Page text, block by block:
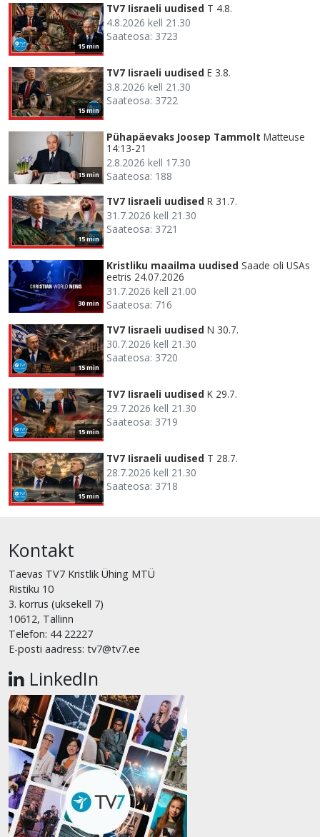
15 min
TV7 Iisraeli uudised T 4.8.
4.8.2026 kell 21.30
Saateosa: 3723
15 min
TV7 Iisraeli uudised E 3.8.
3.8.2026 kell 21.30
Saateosa: 3722
15 min
Pühapäevaks Joosep Tammolt Matteuse
14:13-21
2.8.2026 kell 17.30
Saateosa: 188
15 min
TV7 Iisraeli uudised R 31.7.
31.7.2026 kell 21.30
Saateosa: 3721
30 min
Kristliku maailma uudised Saade oli USAs
eetris 24.07.2026
31.7.2026 kell 21.00
Saateosa: 716
15 min
TV7 Iisraeli uudised N 30.7.
30.7.2026 kell 21.30
Saateosa: 3720
15 min
TV7 Iisraeli uudised K 29.7.
29.7.2026 kell 21.30
Saateosa: 3719
15 min
TV7 Iisraeli uudised T 28.7.
28.7.2026 kell 21.30
Saateosa: 3718
Kontakt
Taevas TV7 Kristlik Ühing MTÜ
Ristiku 10
3. korrus (uksekell 7)
10612, Tallinn
Telefon: 44 22227
E-posti aadress: tv7@tv7.ee
LinkedIn